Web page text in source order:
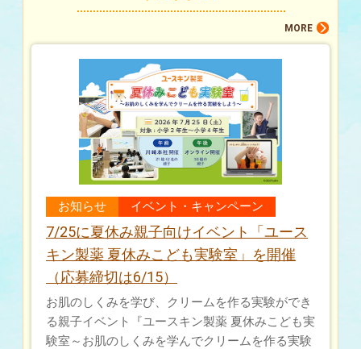
MORE
お知らせ イベント・キャンペーン
7/25に夏休み親子向けイベント「ユース
キン製薬 夏休みこども実験室」を開催
（応募締切は6/15）
お肌のしくみを学び、クリームを作る実験ができ
る親子イベント『ユースキン製薬 夏休みこども実
験室～お肌のしくみを学んでクリームを作る実験